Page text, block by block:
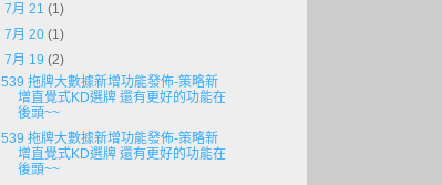
7月 21 (1)
7月 20 (1)
7月 19 (2)
539 拖牌大數據新增功能發佈-策略新
增直覺式KD選牌 還有更好的功能在
後頭~~
539 拖牌大數據新增功能發佈-策略新
增直覺式KD選牌 還有更好的功能在
後頭~~